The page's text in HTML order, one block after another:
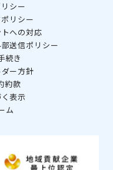
シー
リシー
への対応
送信ポリシー
続き
ー方針
約款
表示
ム